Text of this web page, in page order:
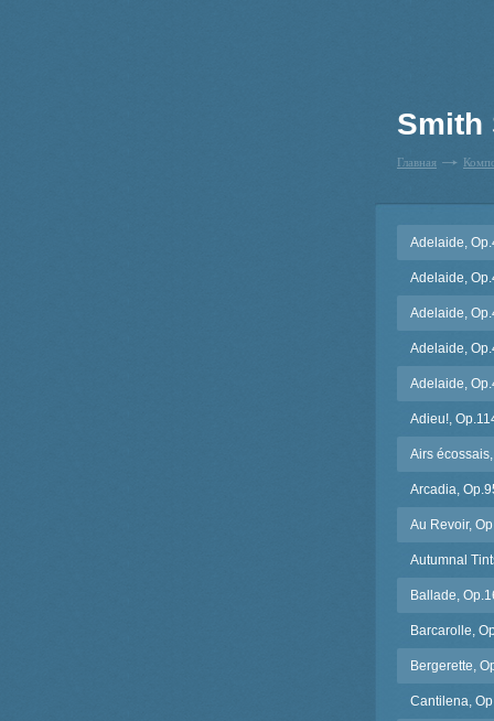
Smith
Главная
Adelaide,
Adelaide,
Adelaide,
Adelaide,
Adelaide,
Adieu!,
Airs
Arcadia,
Au Revoir,
Autumnal
Ballade,
Barcarolle,
Bergerette,
Cantilena,